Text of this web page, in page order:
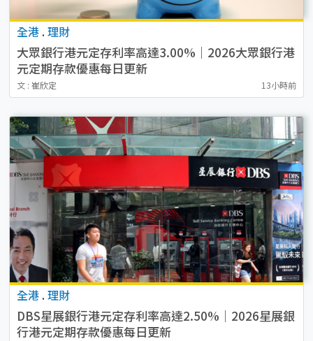
全港 . 理財
大眾銀行港元定存利率高達3.00%｜2026大眾銀行港
元定期存款優惠每日更新
文 : 崔欣定 13小時前
全港 . 理財
DBS星展銀行港元定存利率高達2.50%｜2026星展銀
行港元定期存款優惠每日更新